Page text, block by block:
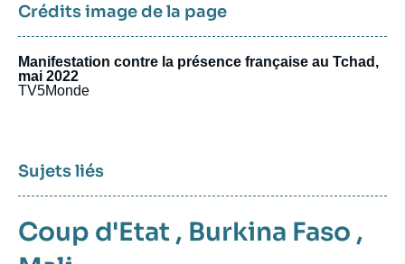
Crédits image de la page
Manifestation contre la présence française au Tchad,
mai 2022
TV5Monde
Sujets liés
Coup d'Etat , Burkina Faso ,